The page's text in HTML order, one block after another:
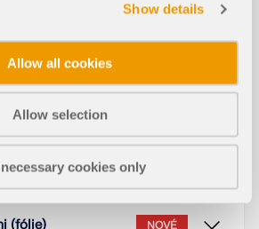
Show details
Allow all cookies
Allow selection
cookies only
pro posouzení dř
– Použitelnost, tl
a redukce smyk
(fólie) NOVÉ